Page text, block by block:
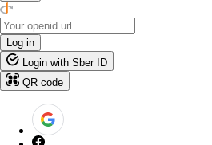
Log in
Login with Sber ID
QR code